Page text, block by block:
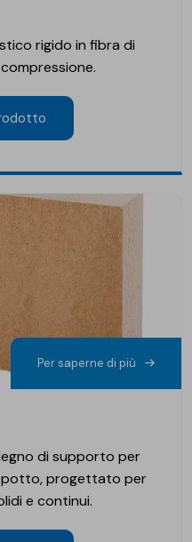
rigido in fibra di
Per saperne di più
di supporto per
progettato per
e continui.